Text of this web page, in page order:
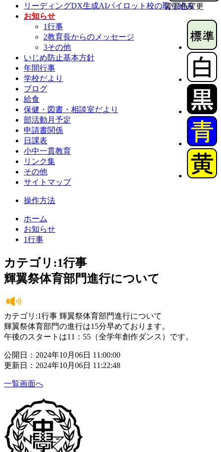
背景色変更
リーディングDX生成AIパイロット校の取り組み
お知らせ
1行事
2教育長からのメッセージ
3その他
いじめ防止基本方針
年間行事
学校だより
ブログ
給食
保健・図書・相談室だより
部活動月予定
申請書関係
日課表
小中一貫教育
リンク集
その他
サイトマップ
操作方法
ホーム
お知らせ
1行事
カテゴリ:1行事
輝翼祭体育部門進行について
カテゴリ:1行事 輝翼祭体育部門進行について
輝翼祭体育部門の進行は15分早めております。
午後のスタートは11：55（全学年創作ダンス）です。
公開日：2024年10月06日 11:00:00
更新日：2024年10月06日 11:22:48
一覧画面へ